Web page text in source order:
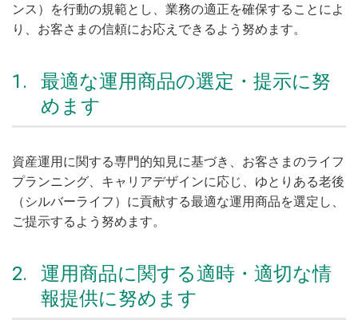
ンス）を行動の規範とし、業務の適正を確保することによ
り、お客さまの信頼にお応えできるよう努めます。
1.
最適な運用商品の選定・提示に努
めます
資産運用に関する専門的知見に基づき、お客さまのライフ
プランニング、キャリアデザインに応じ、ゆとりある老後
（シルバーライフ）に貢献する最適な運用商品を選定し、
ご提示するよう努めます。
2.
運用商品に関する適時・適切な情
報提供に努めます